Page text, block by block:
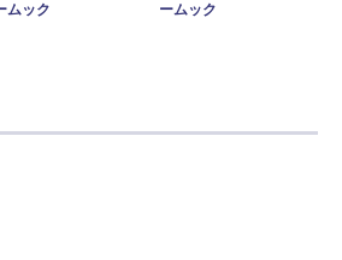
ムック
ームック